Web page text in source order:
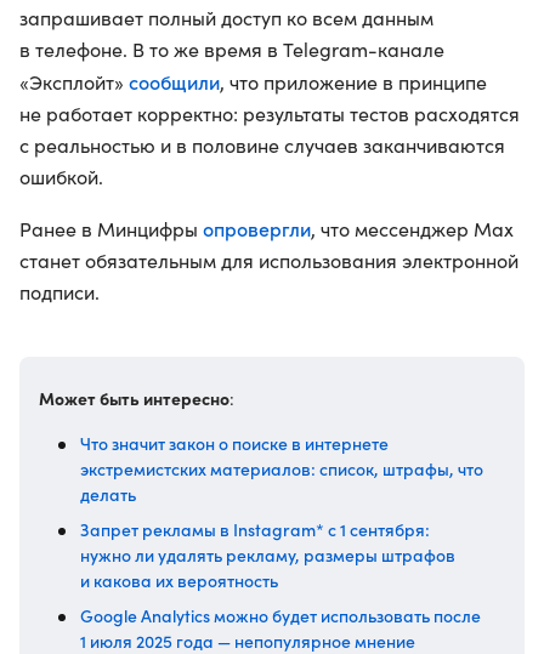
запрашивает полный доступ ко всем данным
в телефоне. В то же время в Telegram-канале
«Эксплойт» сообщили, что приложение в принципе
не работает корректно: результаты тестов расходятся
с реальностью и в половине случаев заканчиваются
ошибкой.
Ранее в Минцифры опровергли, что мессенджер Max
станет обязательным для использования электронной
подписи.
Может быть интересно:
Что значит закон о поиске в интернете
экстремистских материалов: список, штрафы, что
делать
Запрет рекламы в Instagram* с 1 сентября:
нужно ли удалять рекламу, размеры штрафов
и какова их вероятность
Google Analytics можно будет использовать после
1 июля 2025 года — непопулярное мнение